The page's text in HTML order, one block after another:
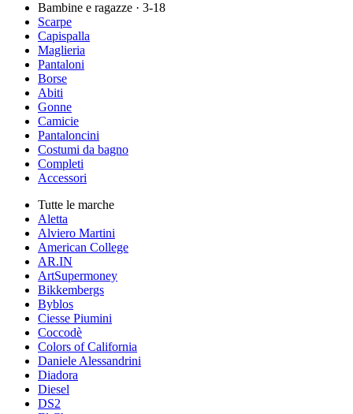
Bambine e ragazze · 3-18
Scarpe
Capispalla
Maglieria
Pantaloni
Borse
Abiti
Gonne
Camicie
Pantaloncini
Costumi da bagno
Completi
Accessori
Tutte le marche
Aletta
Alviero Martini
American College
AR.IN
ArtSupermoney
Bikkembergs
Byblos
Ciesse Piumini
Coccodè
Colors of California
Daniele Alessandrini
Diadora
Diesel
DS2